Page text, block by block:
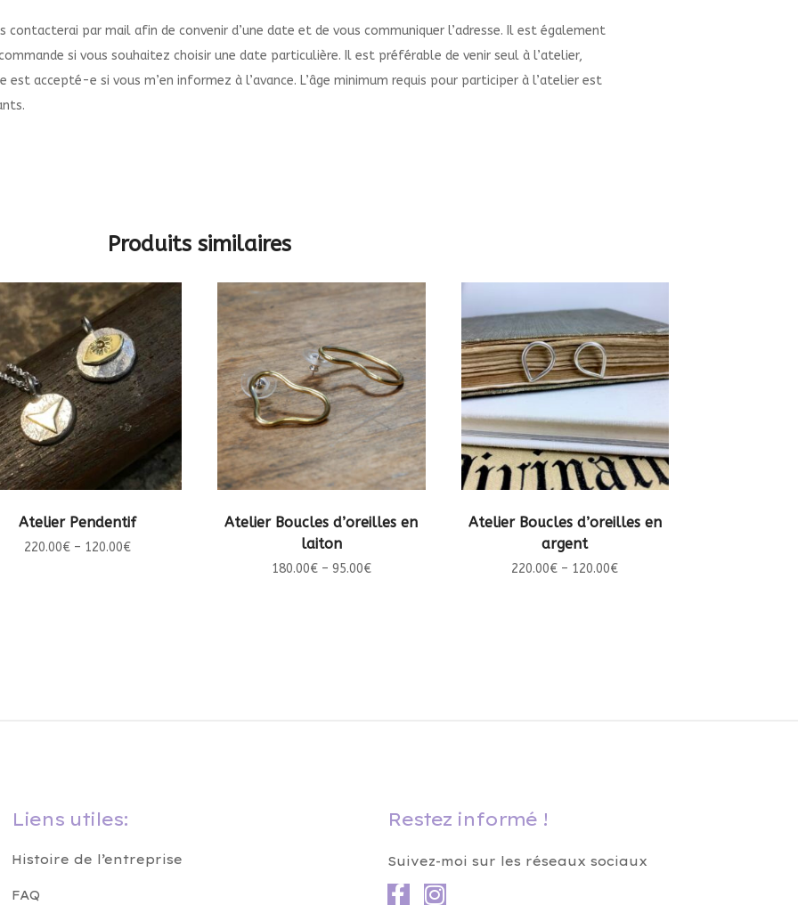
contacterai par mail afin de convenir d’une date et de vous communiquer l’adresse. Il est également
si vous souhaitez choisir une date particulière. Il est préférable de venir seul à l’atelier,
accepté-e si vous m’en informez à l’avance. L’âge minimum requis pour participer à l’atelier est
Produits similaires
CHOIX DES OPTIONS
Atelier Pendentif
120.00€
–
220.00€
CHOIX DES OPTIONS
Atelier Boucles d’oreilles en
laiton
95.00€
–
180.00€
CHOIX DES OPTIONS
Atelier Boucles d’oreilles en
argent
120.00€
–
220.00€
Liens utiles:
Histoire de l’entreprise
FAQ
Restez informé !
Suivez-moi sur les réseaux sociaux